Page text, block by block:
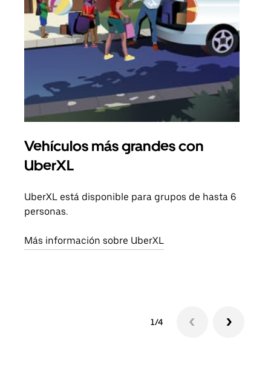
Vehículos más grandes con
UberXL
UberXL está disponible para grupos de hasta 6
personas.
Más información sobre UberXL
1/4